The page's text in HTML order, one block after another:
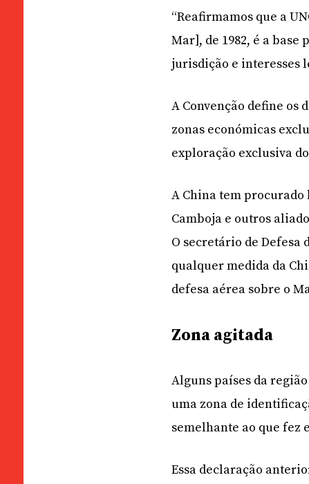
“Reafirmamos que a
Mar], de 1982, é a
jurisdição e interesses
A Convenção define os
zonas económicas
exploração exclusiva
A China tem procurado
Camboja e outros
O secretário de
qualquer medida da
defesa aérea sobre o
Zona agitada
Alguns países da
uma zona de
semelhante ao que fez
Essa declaração